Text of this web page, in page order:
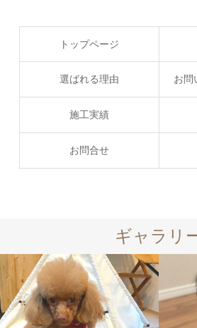
トップページ
選ばれる理由 お問
施工実績
お問合せ
ギャラリ